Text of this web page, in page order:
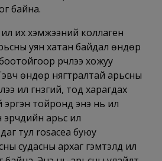
байна.
их хэмжээний коллаген
уян хатан байдал өндөр
үрчлээ хожуу
өндөр нягтралтай арьсны
илүү гүнзгий, тод харагдах
тойронд энэ нь илүү
арьс илүү
тул rosacea буюу
судасны архаг гэмтэлд илүү